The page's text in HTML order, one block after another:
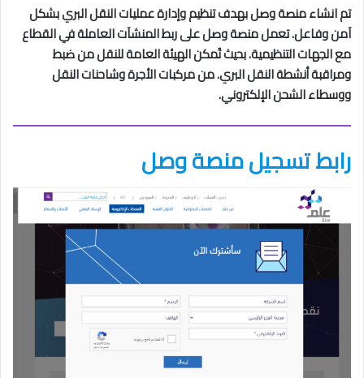
تم انشاء منصة وصل ​بهدف تنظيم وإدارة عمليات النقل البري بشكل
آمن وفاعل. تعمل منصة وصل على ربط المنشآت العاملة في القطاع
مع الجهات التنظيمية. بحيث تُمكن الهيئة العامة للنقل من ضبط
ومراقبة أنشطة النقل البري. من مركبات الأجرة وشاحنات النقل
ووسطاء الشحن الإلكتروني.
رابط تسجيل منصة وصل